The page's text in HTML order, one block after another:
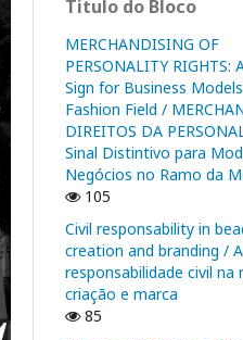
Titulo do Bloco
MERCHANDISING OF
PERSONALITY RIGHTS:
Sign for Business
Fashion Field /
DIREITOS DA
Sinal Distintivo para
Negócios no Ramo da
105
Civil responsability in
creation and branding / A
responsabilidade civil na
criação e marca
85